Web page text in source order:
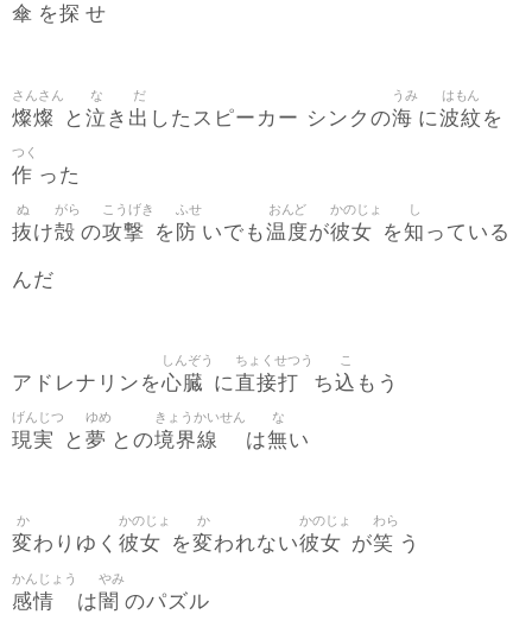
傘 を探 せ
燦燦
さんさん
と 泣
な
き 出
だ
したスピーカー シンクの海
うみ
に波紋
はもん
を
作
つく
った
抜
ぬ
け殻
がら
の攻撃
こうげき
を 防
ふせ
いでも温度
おんど
が彼女
かのじょ
を知
し
っている
んだ
アドレナリンを心臓
しんぞう
に直接打
ちょくせつう
ち込
こ
もう
現実
げんじつ
と 夢
ゆめ
との境界線
きょうかいせん
は無
な
い
変
か
わりゆく 彼女
かのじょ
を変
か
われない彼女
かのじょ
が笑
わら
う
感情
かんじょう
は 闇
やみ
のパズル